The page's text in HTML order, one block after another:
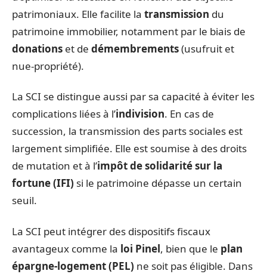
patrimoniaux. Elle facilite la transmission du
patrimoine immobilier, notamment par le biais de
donations et de démembrements(usufruit et
nue-propriété).
La SCI se distingue aussi par sa capacité à éviter les
complications liées à l’indivision. En cas de
succession, la transmission des parts sociales est
largement simplifiée. Elle est soumise à des droits
de mutation et à l’impôt de solidarité sur la
fortune (IFI) si le patrimoine dépasse un certain
seuil.
La SCI peut intégrer des dispositifs fiscaux
avantageux comme la loi Pinel, bien que le plan
épargne-logement (PEL) ne soit pas éligible. Dans